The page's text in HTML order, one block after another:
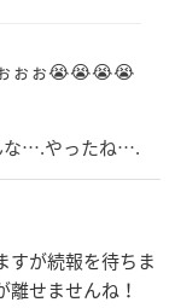
ぉぉ😭😭😭😭
な….やったね….
すが続報を待ちま
せませんね！